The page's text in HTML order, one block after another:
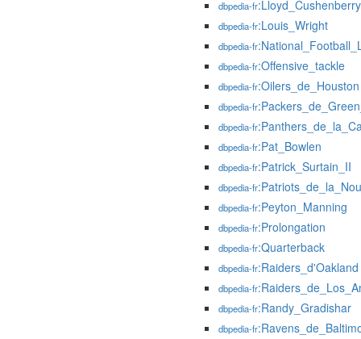
dbpedia-fr:Lloyd_Cushenberry
dbpedia-fr:Louis_Wright
dbpedia-fr
dbpedia-fr:Offensive_tackle
dbpedia-fr:Oilers_de_Houston
dbpedia-fr
dbpedia-fr
dbpedia-fr:Pat_Bowlen
dbpedia-fr:Patrick_Surtain_II
dbpedia-fr
dbpedia-fr:Peyton_Manning
dbpedia-fr:Prolongation
dbpedia-fr:Quarterback
dbpedia-fr:Raiders_d'Oakland
dbpedia-fr
dbpedia-fr:Randy_Gradishar
dbpedia-fr